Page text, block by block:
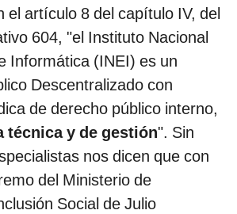
el artículo 8 del capítulo IV, del
604, "el Instituto Nacional
Informática (INEI) es un
Descentralizado con
de derecho público interno,
técnica y de gestión". Sin
nos dicen que con
del Ministerio de
Social de Julio